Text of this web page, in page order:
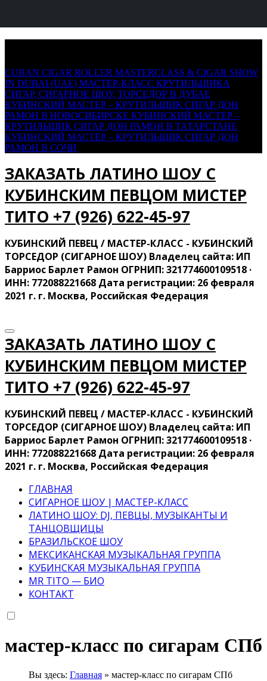
CUBAN CIGAR ROLLER MASTERCLASS & CIGAR SHOW
IN DUBAI (UAE) МАСТЕР-КЛАСС КРУТИЛЬЩИКА
СИГАР, СИГАРНОЕ ШОУ, ТОРСЕДОР В ДУБАЕ
КУБИНСКИЙ МАСТЕР – КРУТИЛЬЩИК СИГАР ДОН
РАМОН В НОВОСИБИРСКЕ КУБИНСКИЙ МАСТЕР –
КРУТИЛЬЩИК СИГАР ДОН РАМОН В ТАТАРСТАНЕ
КУБИНСКИЙ МАСТЕР – КРУТИЛЬЩИК СИГАР ДОН
РАМОН В СОЧИ
ЗАКАЗАТЬ ЛАТИНО ШОУ С
КУБИНСКИМ ПЕВЦОМ МИСТЕР
ТИТО ‍+7 (926) 622-45-97
КУБИНСКИЙ ПЕВЕЦ / МАСТЕР-КЛАСС - КУБИНСКИЙ
ТОРСЕДОР (СИГАРНОЕ ШОУ) Владелец сайта: ИП
Барриос Барлет Рамон ОГРНИП: 321774600109518 ·
ИНН: 772088221668 Дата регистрации: 26 февраля
2021 г. г. Москва, Российская Федерация
ЗАКАЗАТЬ ЛАТИНО ШОУ С
КУБИНСКИМ ПЕВЦОМ МИСТЕР
ТИТО ‍+7 (926) 622-45-97
КУБИНСКИЙ ПЕВЕЦ / МАСТЕР-КЛАСС - КУБИНСКИЙ
ТОРСЕДОР (СИГАРНОЕ ШОУ) Владелец сайта: ИП
Барриос Барлет Рамон ОГРНИП: 321774600109518 ·
ИНН: 772088221668 Дата регистрации: 26 февраля
2021 г. г. Москва, Российская Федерация
ГЛАВНАЯ
СИГАРНОЕ ШОУ | МАСТЕР-КЛАСС
ЛАТИНО ШОУ: DJ, ПЕВЦЫ, МУЗЫКАНТЫ И
ТАНЦОВЩИЦЫ
БРАЗИЛЬСКОЕ ШОУ
МЕКСИКАНСКАЯ МУЗЫКАЛЬНАЯ ГРУППА
КУБИНСКАЯ МУЗЫКАЛЬНАЯ ГРУППА
MR TITO — БИО
КОНТАКТ
мастер-класс по сигарам СПб
Вы здесь: Главная » мастер-класс по сигарам СПб